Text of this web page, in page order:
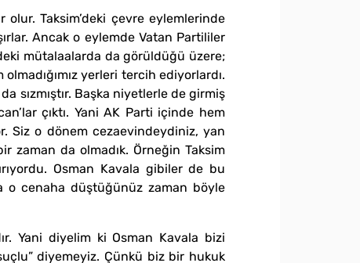
Taksim’deki çevre eylemlerinde
Ancak o eylemde Vatan Partililer
mütalaalarda da görüldüğü üzere;
yerleri tercih ediyorlardı.
sızmıştır. Başka niyetlerle de girmiş
çıktı. Yani AK Parti içinde hem
Siz o dönem cezaevindeydiniz, yan
zaman da olmadık. Örneğin Taksim
Osman Kavala gibiler de bu
o cenaha düştüğünüz zaman böyle
Yani diyelim ki Osman Kavala bizi
diyemeyiz. Çünkü biz bir hukuk